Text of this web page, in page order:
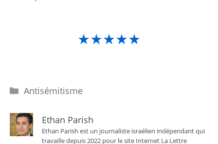
★★★★★
Catégories
Antisémitisme
Ethan Parish
Ethan Parish est un journaliste israélien indépendant qui
travaille depuis 2022 pour le site Internet La Lettre